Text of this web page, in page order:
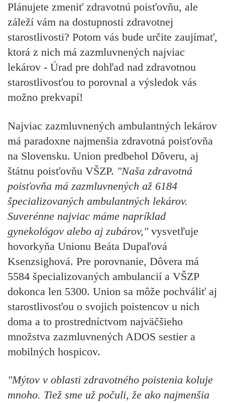
Plánujete zmeniť zdravotnú poisťovňu, ale
záleží vám na dostupnosti zdravotnej
starostlivosti? Potom vás bude určite zaujímať,
ktorá z nich má zazmluvnených najviac
lekárov - Úrad pre dohľad nad zdravotnou
starostlivosťou to porovnal a výsledok vás
možno prekvapí!
Najviac zazmluvnených ambulantných lekárov
má paradoxne najmenšia zdravotná poisťovňa
na Slovensku. Union predbehol Dôveru, aj
štátnu poisťovňu VŠZP. "Naša zdravotná
poisťovňa má zazmluvnených až 6184
špecializovaných ambulantných lekárov.
Suverénne najviac máme napríklad
gynekológov alebo aj zubárov,"vysvetľuje
hovorkyňa Unionu Beáta Dupaľová
Ksenzsighová. Pre porovnanie, Dôvera má
5584 špecializovaných ambulancií a VŠZP
dokonca len 5300. Union sa môže pochváliť aj
starostlivosťou o svojich poistencov u nich
doma a to prostredníctvom najväčšieho
množstva zazmluvnených ADOS sestier a
mobilných hospicov.
"Mýtov v oblasti zdravotného poistenia koluje
mnoho. Tiež sme už počuli, že ako najmenšia